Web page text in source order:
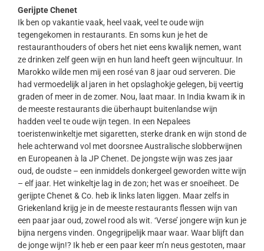
Gerijpte Chenet
Ik ben op vakantie vaak, heel vaak, veel te oude wijn
tegengekomen in restaurants. En soms kun je het de
restauranthouders of obers het niet eens kwalijk nemen, want
ze drinken zelf geen wijn en hun land heeft geen wijncultuur. In
Marokko wilde men mij een rosé van 8 jaar oud serveren. Die
had vermoedelijk al jaren in het opslaghokje gelegen, bij veertig
graden of meer in de zomer. Nou, laat maar. In India kwam ik in
de meeste restaurants die überhaupt buitenlandse wijn
hadden veel te oude wijn tegen. In een Nepalees
toeristenwinkeltje met sigaretten, sterke drank en wijn stond de
hele achterwand vol met doorsnee Australische slobberwijnen
en Europeanen à la JP Chenet. De jongste wijn was zes jaar
oud, de oudste – een inmiddels donkergeel geworden witte wijn
– elf jaar. Het winkeltje lag in de zon; het was er snoeiheet. De
gerijpte Chenet & Co. heb ik links laten liggen. Maar zelfs in
Griekenland krijg je in de meeste restaurants flessen wijn van
een paar jaar oud, zowel rood als wit. ‘Verse’ jongere wijn kun je
bijna nergens vinden. Ongegrijpelijk maar waar. Waar blijft dan
de jonge wijn!? Ik heb er een paar keer m’n neus gestoten, maar